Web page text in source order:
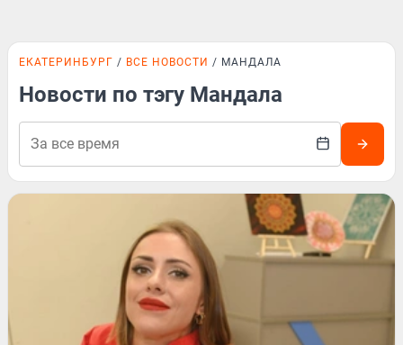
ЕКАТЕРИНБУРГ ВСЕ НОВОСТИ МАНДАЛА
Новости по тэгу Мандала